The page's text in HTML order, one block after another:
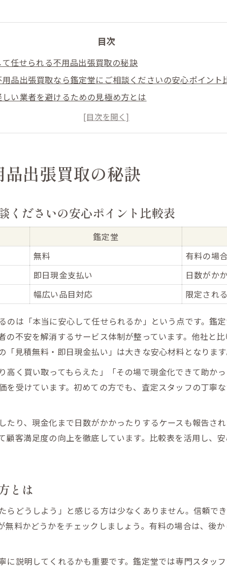
目次
て任せられる不用品出張買取の秘訣
用品出張買取なら鑑定堂にご相談くださいの安心ポイント
しい業者を避けるための見極め方とは
福島県伊達市の出張買取で現金化を成功させるコツ
張買取はどこがいい？評判で選ぶ理由
急ぐなら見積無料の理由を解説
積無料で即日現金支払いが選ばれる理由一覧
島県伊達市で見積無料が安心につながる仕組み
見積無料の出張買取サービス比較
即日現金対応が可能な理由とその流れ
支払いでスムーズな買取体験を実現
日現金支払い対応の流れとメリット表
ムーズな現金化を実現するための事前準備
用品出張買取なら鑑定堂にご相談くださいの即日対応力
達市で現金払いを希望する方へのアドバイス
金支払いで安心できる理由を解説
達市で選ばれる出張買取サービスとは
島県伊達市で人気の出張買取サービス比較表
用品出張買取なら鑑定堂にご相談くださいが支持される背
達市の出張買取で安心を重視するポイント
られた場合の相談先と対応策一覧
用品出張買取サービスの断り方と注意点
積無料で再相談できるメリット
定堂にご相談くださいで得られる安心感
出張買取の秘訣
くださいの安心ポイント比較表
鑑定堂
無料
有料の場
即日現金支払い
日数がか
幅広い品目対応 限定され
のは「本当に安心して任せられるか」という点です。鑑
不安を解消するサービス体制が整っています。他社と
見積無料・即日現金払い」は大きな安心材料となります
高く買い取ってもらえた」「その場で現金化できて助か
を受けています。初めての方でも、査定スタッフの丁寧
たり、現金化まで日数がかかったりするケースも報告さ
客満足度の向上を徹底しています。比較表を活用し、
とは
らどうしよう」と感じる方は少なくありません。信頼で
無料かどうかをチェックしましょう。有料の場合は、後
に説明してくれるかも重要です。鑑定堂では専門スタッ